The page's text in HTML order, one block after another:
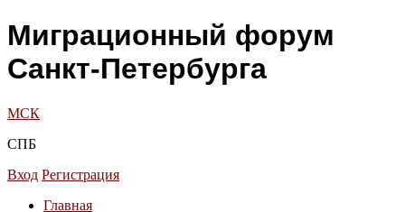
Миграционный форум
Санкт-Петербурга
МСК
СПБ
Вход Регистрация
Главная